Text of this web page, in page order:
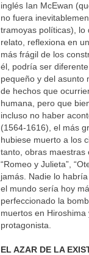
inglés Ian McEwan
no fuera
tramoyas políticas), lo
relato, reflexiona en
más frágil de los
él, podría ser
pequeño y del asunto
de hechos que
humana, pero que
incluso no haber
(1564-1616), el más
hubiese muerto a los
tanto, obras maestras
“Romeo y Julieta”,
jamás. Nadie lo
el mundo sería hoy
perfeccionado la
muertos en
protagonista.
EL AZAR DE LA